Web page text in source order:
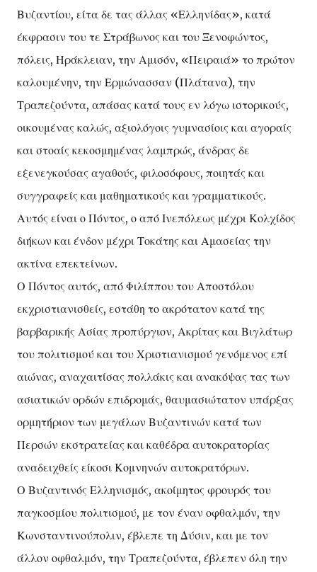
Βυζαντίου, είτα δε τας άλλας «Ελληνίδας», κατά
έκφρασιν του τε Στράβωνος και του Ξενοφώντος,
πόλεις, Ηράκλειαν, την Αμισόν, «Πειραιά» το πρώτον
καλουμένην, την Ερμώνασσαν (Πλάτανα), την
Τραπεζούντα, απάσας κατά τους εν λόγω ιστορικούς,
οικουμένας καλώς, αξιολόγοις γυμνασίοις και αγοραίς
και στοαίς κεκοσμημένας λαμπρώς, άνδρας δε
εξενεγκούσας αγαθούς, φιλοσόφους, ποιητάς και
συγγραφείς και μαθηματικούς και γραμματικούς.
Αυτός είναι ο Πόντος, ο από Ινεπόλεως μέχρι Κολχίδος
διήκων και ένδον μέχρι Τοκάτης και Αμασείας την
ακτίνα επεκτείνων.
Ο Πόντος αυτός, από Φιλίππου του Αποστόλου
εκχριστιανισθείς, εστάθη το ακρότατον κατά της
βαρβαρικής Ασίας προπύργιον, Ακρίτας και Βιγλάτωρ
του πολιτισμού και του Χριστιανισμού γενόμενος επί
αιώνας, αναχαιτίσας πολλάκις και ανακόψας τας των
ασιατικών ορδών επιδρομάς, θαυμασιώτατον υπάρξας
ορμητήριον των μεγάλων Βυζαντινών κατά των
Περσών εκστρατείας και καθέδρα αυτοκρατορίας
αναδειχθείς είκοσι Κομνηνών αυτοκρατόρων.
Ο Βυζαντινός Ελληνισμός, ακοίμητος φρουρός του
παγκοσμίου πολιτισμού, με τον έναν οφθαλμόν, την
Κωνσταντινούπολιν, έβλεπε τη Δύσιν, και με τον
άλλον οφθαλμόν, την Τραπεζούντα, έβλεπεν όλη την